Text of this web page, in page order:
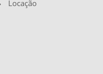
Locação